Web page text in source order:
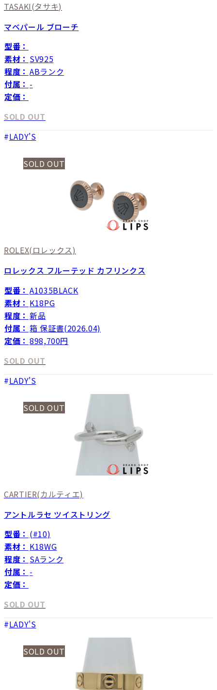
TASAKI(タサキ)
マベパール ブローチ
型番：
素材： SV925
程度： ABランク
付属： -
定価：
SOLD OUT
LADY'S
SOLD OUT
ROLEX(ロレックス)
ロレックス フルーテッド カフリンクス
型番： A1035BLACK
素材： K18PG
程度： 新品
付属： 箱 保証書(2026.04)
定価： 898,700円
SOLD OUT
LADY'S
SOLD OUT
CARTIER(カルティエ)
アントルラセ ツイストリング
型番： (#10)
素材： K18WG
程度： SAランク
付属： -
定価：
SOLD OUT
LADY'S
SOLD OUT